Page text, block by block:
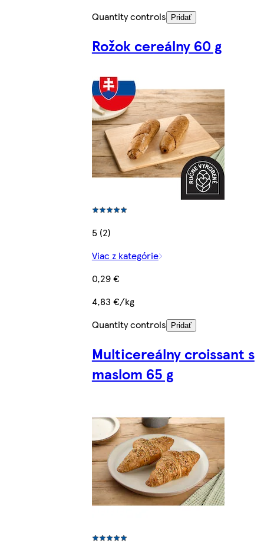
Quantity controls
Pridať
Rožok cereálny 60 g
5 (2)
Viac z kategórie
0,29 €
4,83 €/kg
Quantity controls
Pridať
Multicereálny croissant s
maslom 65 g